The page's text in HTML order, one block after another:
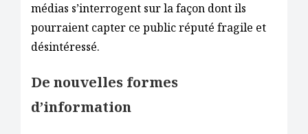
médias s’interrogent sur la façon dont ils
pourraient capter ce public réputé fragile et
désintéressé.
De nouvelles formes
d’information